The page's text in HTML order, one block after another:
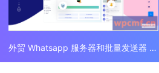
外贸 Whatsapp 服务器和批量发送器 (SAAS)